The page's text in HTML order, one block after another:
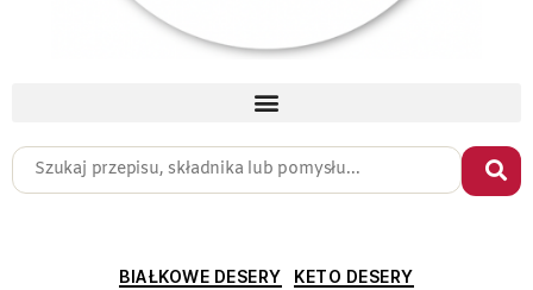
BIAŁKOWE DESERY KETO DESERY